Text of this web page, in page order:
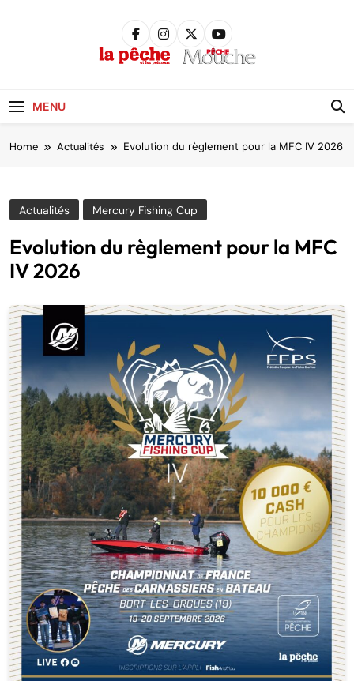
MENU
Home Actualités Evolution du règlement pour la MFC IV 2026
Actualités Mercury Fishing Cup
Evolution du règlement pour la MFC
IV 2026